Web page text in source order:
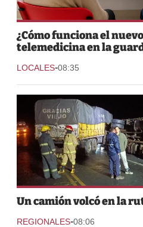
¿Cómo funciona el
telemedicina en la
LOCALES-08:35
Un camión volcó en la
REGIONALES-08:06